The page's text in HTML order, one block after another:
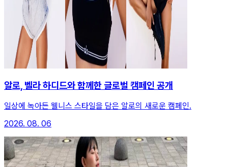
알로, 벨라 하디드와 함께한 글로벌 캠페인 공개
일상에 녹아든 웰니스 스타일을 담은 알로의 새로운 캠페인.
2026. 08. 06